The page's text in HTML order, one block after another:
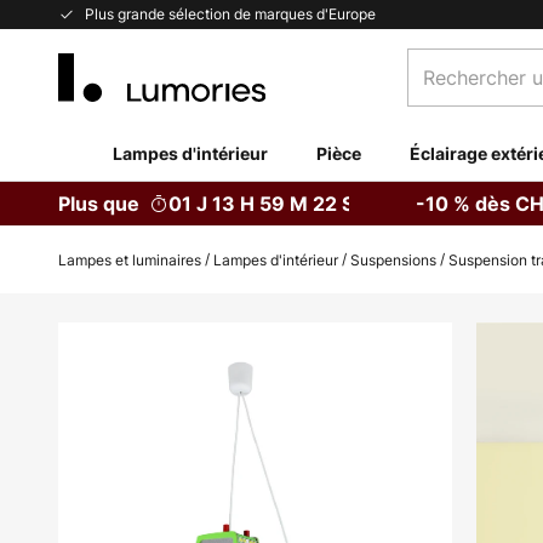
Plus grande sélection de marques d'Europe
Allez
un
catégorie...
Lampes d'intérieur Pièce Éclairage
Plus que 01 J 13 H 59 M 22 S -10 % dès
Lampes et luminaires Lampes d'intérieur Suspensions Suspension